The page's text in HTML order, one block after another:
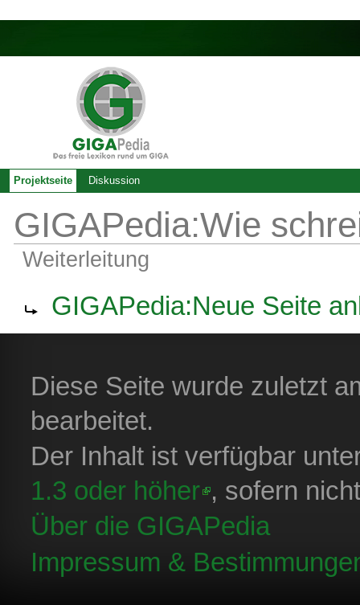
GIGAPedia:Wie
Weiterleitung
GIGAPedia:Neue Seite
Projektseite Diskussion
Diese Seite wurde zuletzt
bearbeitet.
Der Inhalt ist verfügbar
1.3 oder höher , sofern
Über die GIGAPedia
Impressum &